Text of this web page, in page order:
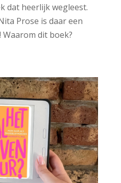
dat heerlijk wegleest.
Prose is daar een
dit boek?